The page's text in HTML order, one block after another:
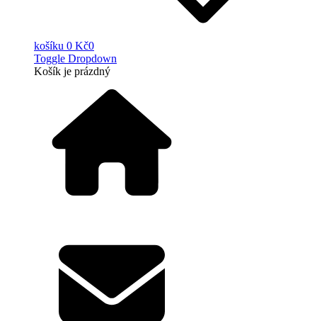
košíku 0 Kč0
Toggle Dropdown
Košík je prázdný